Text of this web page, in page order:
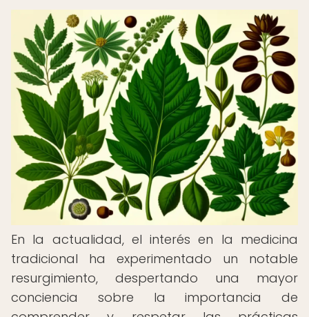
En la actualidad, el interés en la medicina
tradicional ha experimentado un notable
resurgimiento, despertando una mayor
conciencia sobre la importancia de